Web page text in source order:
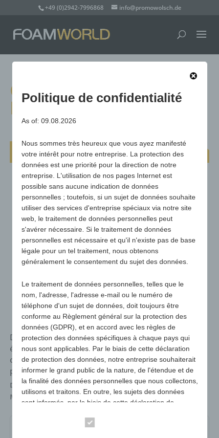
+49 (0)2942-7996868 info@promowolsch.de
Gant à main Peace
Hand, 1 côté
Gant à main Peace Hand, 1 côté
De grands gants de signalisation pour les
événements sportifs, les concerts, les festivals, les
campagnes électorales et tous les endroits où une
publicité visible est nécessaire.
Dimensions
H +/- 350 mm x L+/- 315mm
Matériau
Polyuréthane (PUR) à cellules ouvertes &
ignifugé
Politique de confidentialité
As of: 09.08.2026
Nous sommes très heureux que vous ayez manifesté
votre intérêt pour notre entreprise. La protection des
données est une priorité pour la direction de notre
entreprise. L'utilisation de nos pages Internet est
possible sans aucune indication de données
personnelles ; toutefois, si un sujet de données souhaite
utiliser des services d'entreprise spéciaux via notre site
web, le traitement de données personnelles peut
s'avérer nécessaire. Si le traitement de données
personnelles est nécessaire et qu'il n'existe pas de base
légale pour un tel traitement, nous obtenons
généralement le consentement du sujet des données.
Le traitement de données personnelles, telles que le
nom, l'adresse, l'adresse e-mail ou le numéro de
téléphone d'un sujet de données, doit toujours être
conforme au Règlement général sur la protection des
données (GDPR), et en accord avec les règles de
protection des données spécifiques à chaque pays qui
nous sont applicables. Par le biais de cette déclaration
de protection des données, notre entreprise souhaiterait
informer le grand public de la nature, de l'étendue et de
la finalité des données personnelles que nous collectons,
utilisons et traitons. En outre, les sujets des données
sont informés, par le biais de cette déclaration de